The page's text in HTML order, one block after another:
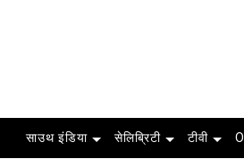
साउथ इंडिया सेलिब्रिटी टीवी